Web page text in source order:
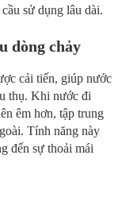
sử dụng lâu dài.
dòng chảy
cải tiến, giúp nước
thụ. Khi nước đi
êm hơn, tập trung
Tính năng này
đến sự thoải mái